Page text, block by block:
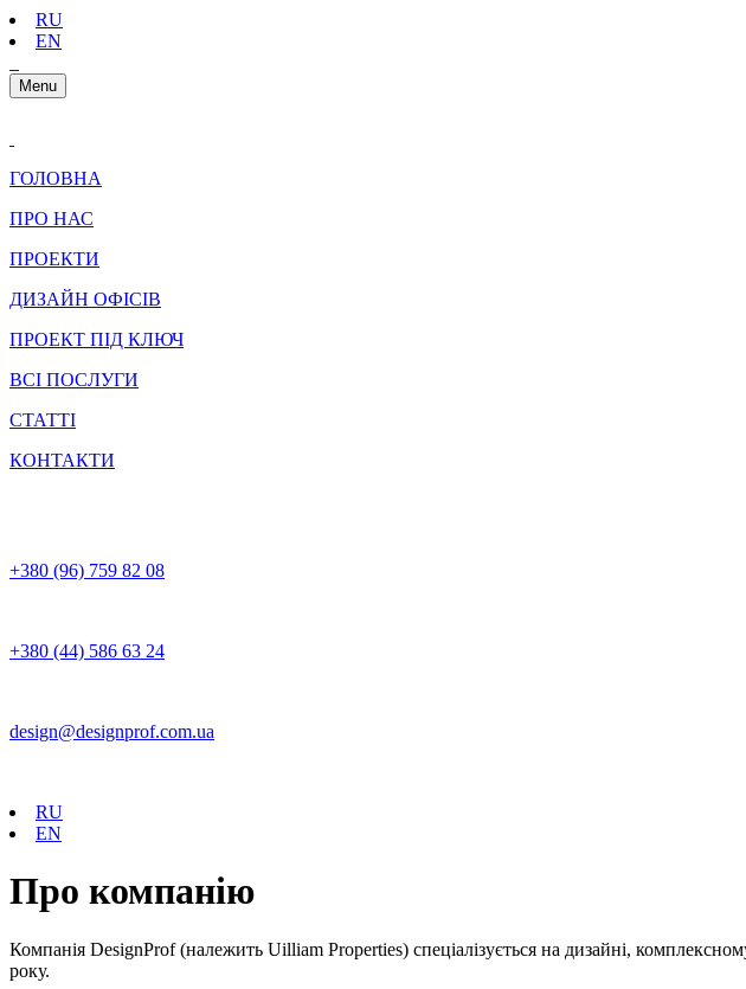
RU
EN
Menu
ГОЛОВНА
ПРО НАС
ПРОЕКТИ
ДИЗАЙН ОФІСІВ
ПРОЕКТ ПІД КЛЮЧ
ВСІ ПОСЛУГИ
СТАТТІ
КОНТАКТИ
+380 (96) 759 82 08
+380 (44) 586 63 24
design@designprof.com.ua
RU
EN
Про компанію
Компанія DesignProf (належить Uilliam Properties) спеціалізується на дизайні,
року.